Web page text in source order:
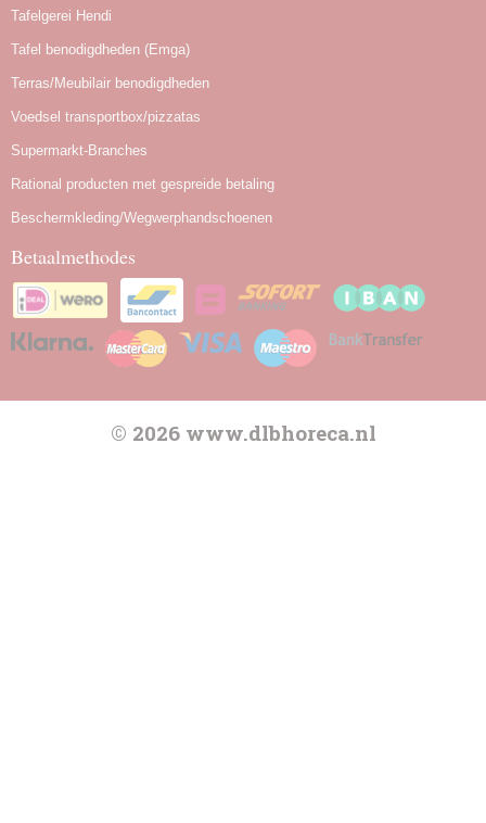
Tafelgerei Hendi
Tafel benodigdheden (Emga)
Terras/Meubilair benodigdheden
Voedsel transportbox/pizzatas
Supermarkt-Branches
Rational producten met gespreide betaling
Beschermkleding/Wegwerphandschoenen
Betaalmethodes
© 2026 www.dlbhoreca.nl